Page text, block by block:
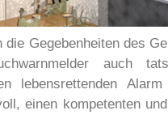
Gegebenheiten des
auch
lebensrettenden
einen kompetenten